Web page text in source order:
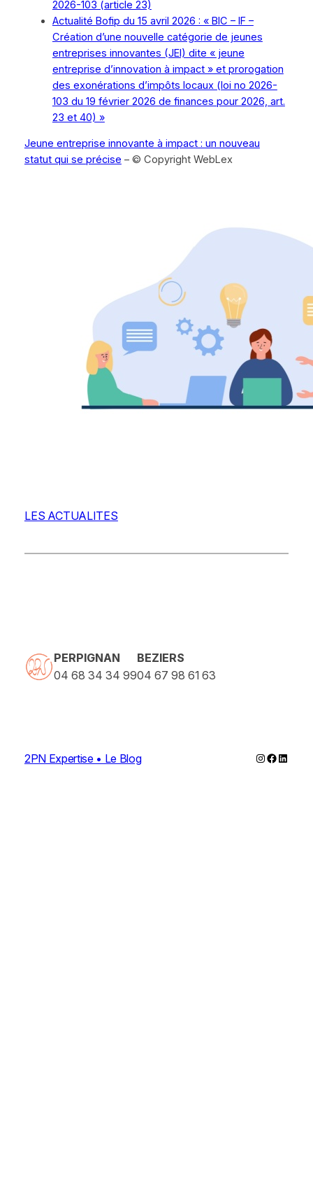
2026-103 (article 23)
Actualité Bofip du 15 avril 2026 : « BIC – IF –
Création d’une nouvelle catégorie de jeunes
entreprises innovantes (JEI) dite « jeune
entreprise d’innovation à impact » et prorogation
des exonérations d’impôts locaux (loi no 2026-
103 du 19 février 2026 de finances pour 2026, art.
23 et 40) »
Jeune entreprise innovante à impact : un nouveau
statut qui se précise – © Copyright WebLex
LES ACTUALITES
PERPIGNAN
04 68 34 34 99
BEZIERS
04 67 98 61 63
2PN Expertise • Le Blog Instagram